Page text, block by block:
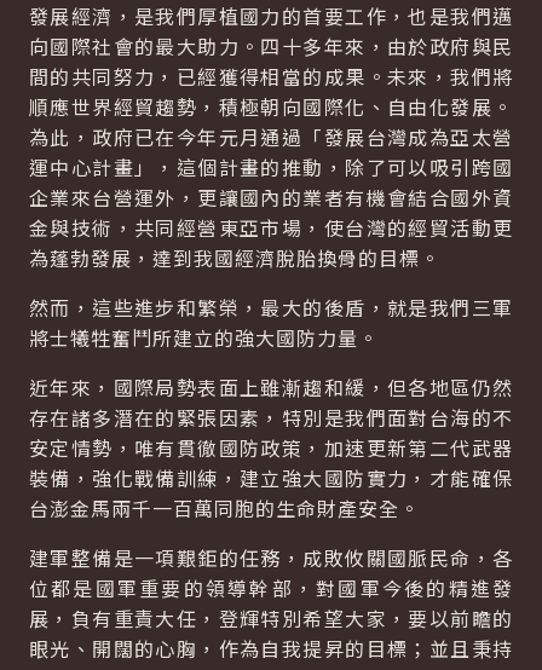
發展經濟，是我們厚植國力的首要工作，也是我們邁
向國際社會的最大助力。四十多年來，由於政府與民
間的共同努力，已經獲得相當的成果。未來，我們將
順應世界經貿趨勢，積極朝向國際化、自由化發展。
為此，政府已在今年元月通過「發展台灣成為亞太營
運中心計畫」，這個計畫的推動，除了可以吸引跨國
企業來台營運外，更讓國內的業者有機會結合國外資
金與技術，共同經營東亞市場，使台灣的經貿活動更
為蓬勃發展，達到我國經濟脫胎換骨的目標。
然而，這些進步和繁榮，最大的後盾，就是我們三軍
將士犧牲奮鬥所建立的強大國防力量。
近年來，國際局勢表面上雖漸趨和緩，但各地區仍然
存在諸多潛在的緊張因素，特別是我們面對台海的不
安定情勢，唯有貫徹國防政策，加速更新第二代武器
裝備，強化戰備訓練，建立強大國防實力，才能確保
台澎金馬兩千一百萬同胞的生命財產安全。
建軍整備是一項艱鉅的任務，成敗攸關國脈民命，各
位都是國軍重要的領導幹部，對國軍今後的精進發
展，負有重責大任，登輝特別希望大家，要以前瞻的
眼光、開闊的心胸，作為自我提昇的目標；並且秉持